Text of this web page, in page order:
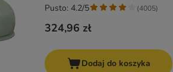
324,96 zł
Pusto: 4.2/5 (4005)
Dodaj do koszyka